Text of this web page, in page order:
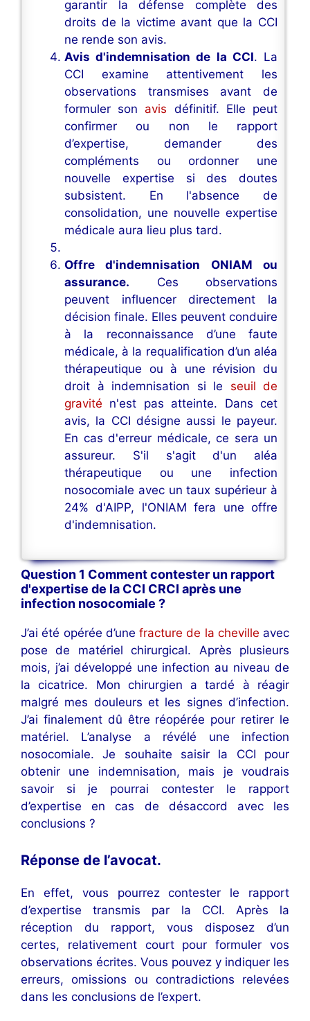
garantir la défense complète des
droits de la victime avant que la CCI
ne rende son avis.
Avis d'indemnisation de la CCI. La
CCI examine attentivement les
observations transmises avant de
formuler son avis définitif. Elle peut
confirmer ou non le rapport
d’expertise, demander des
compléments ou ordonner une
nouvelle expertise si des doutes
subsistent. En l'absence de
consolidation, une nouvelle expertise
médicale aura lieu plus tard.
Offre d'indemnisation ONIAM ou
assurance. Ces observations
peuvent influencer directement la
décision finale. Elles peuvent conduire
à la reconnaissance d’une faute
médicale, à la requalification d’un aléa
thérapeutique ou à une révision du
droit à indemnisation si le seuil de
gravité n'est pas atteinte. Dans cet
avis, la CCI désigne aussi le payeur.
En cas d'erreur médicale, ce sera un
assureur. S'il s'agit d'un aléa
thérapeutique ou une infection
nosocomiale avec un taux supérieur à
24% d'AIPP, l'ONIAM fera une offre
d'indemnisation.
Question 1 Comment contester un rapport
d'expertise de la CCI CRCI après une
infection nosocomiale ?
J’ai été opérée d’une fracture de la cheville avec
pose de matériel chirurgical. Après plusieurs
mois, j’ai développé une infection au niveau de
la cicatrice. Mon chirurgien a tardé à réagir
malgré mes douleurs et les signes d’infection.
J’ai finalement dû être réopérée pour retirer le
matériel. L’analyse a révélé une infection
nosocomiale. Je souhaite saisir la CCI pour
obtenir une indemnisation, mais je voudrais
savoir si je pourrai contester le rapport
d’expertise en cas de désaccord avec les
conclusions ?
Réponse de l’avocat.
En effet, vous pourrez contester le rapport
d’expertise transmis par la CCI. Après la
réception du rapport, vous disposez d’un
certes, relativement court pour formuler vos
observations écrites. Vous pouvez y indiquer les
erreurs, omissions ou contradictions relevées
dans les conclusions de l’expert.